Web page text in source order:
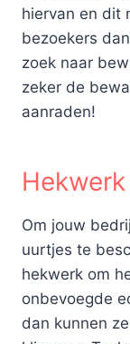
hiervan en dit
bezoekers
zoek naar
zeker de
aanraden!
Hekwerk
Om jouw
uurtjes te
hekwerk om
onbevoegde
dan kunnen